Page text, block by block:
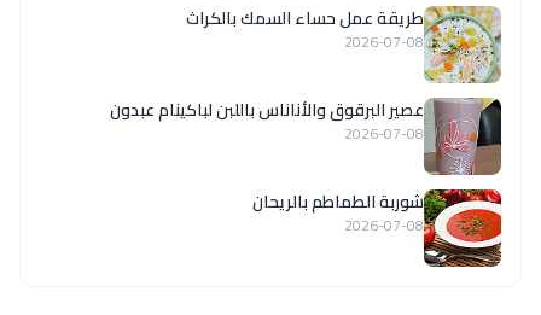
طريقة عمل حساء السمك بالكراث
2026-07-08
عصير البرقوق والأناناس باللبن لباكينام عبدون
2026-07-08
شوربة الطماطم بالريحان
2026-07-08